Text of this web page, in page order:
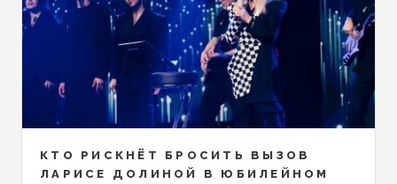
КТО РИСКНЁТ БРОСИТЬ ВЫЗОВ
ЛАРИСЕ ДОЛИНОЙ В ЮБИЛЕЙНОМ